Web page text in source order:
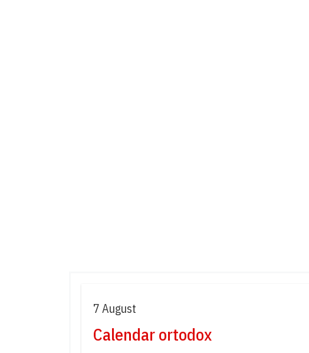
7 August
Calendar ortodox